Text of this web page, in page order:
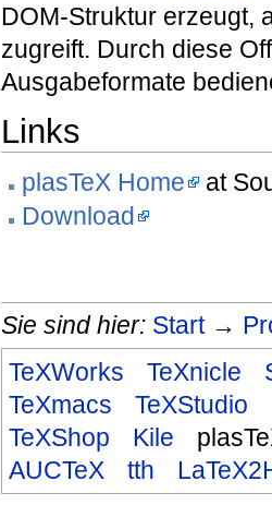
DOM-Struktur erzeugt,
zugreift. Durch diese
Ausgabeformate
Links
plasTeX Home at
Download
Sie sind hier: Start→
TeXWorks
TeXnicle
TeXmacs
TeXStudio
TeXShop
Kile
AUCTeX
tth